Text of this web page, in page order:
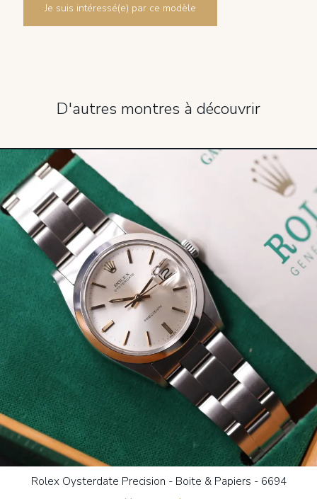
Je suis intéressé(e) par ce modèle
D'autres montres à découvrir
Rolex Oysterdate Precision - Boite & Papiers - 6694